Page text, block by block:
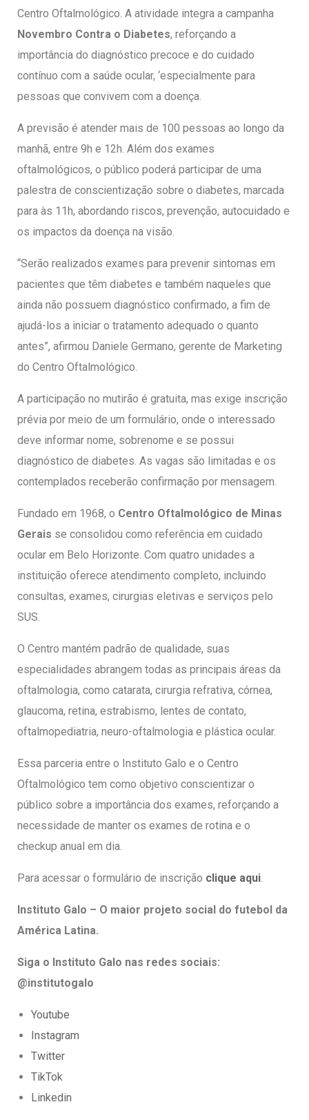
Centro Oftalmológico. A atividade integra a campanha
Novembro Contra o Diabetes, reforçando a
importância do diagnóstico precoce e do cuidado
contínuo com a saúde ocular, ‘especialmente para
pessoas que convivem com a doença.
A previsão é atender mais de 100 pessoas ao longo da
manhã, entre 9h e 12h. Além dos exames
oftalmológicos, o público poderá participar de uma
palestra de conscientização sobre o diabetes, marcada
para às 11h, abordando riscos, prevenção, autocuidado e
os impactos da doença na visão.
“Serão realizados exames para prevenir sintomas em
pacientes que têm diabetes e também naqueles que
ainda não possuem diagnóstico confirmado, a fim de
ajudá-los a iniciar o tratamento adequado o quanto
antes”, afirmou Daniele Germano, gerente de Marketing
do Centro Oftalmológico.
A participação no mutirão é gratuita, mas exige inscrição
prévia por meio de um formulário, onde o interessado
deve informar nome, sobrenome e se possui
diagnóstico de diabetes. As vagas são limitadas e os
contemplados receberão confirmação por mensagem.
Fundado em 1968, o Centro Oftalmológico de Minas
Gerais se consolidou como referência em cuidado
ocular em Belo Horizonte. Com quatro unidades a
instituição oferece atendimento completo, incluindo
consultas, exames, cirurgias eletivas e serviços pelo
SUS.
O Centro mantém padrão de qualidade, suas
especialidades abrangem todas as principais áreas da
oftalmologia, como catarata, cirurgia refrativa, córnea,
glaucoma, retina, estrabismo, lentes de contato,
oftalmopediatria, neuro-oftalmologia e plástica ocular.
Essa parceria entre o Instituto Galo e o Centro
Oftalmológico tem como objetivo conscientizar o
público sobre a importância dos exames, reforçando a
necessidade de manter os exames de rotina e o
checkup anual em dia.
Para acessar o formulário de inscrição clique aqui
Instituto Galo – O maior projeto social do futebol da
América Latina.
Siga o Instituto Galo nas redes sociais:
@institutogalo
Youtube
Instagram
Twitter
TikTok
Linkedin